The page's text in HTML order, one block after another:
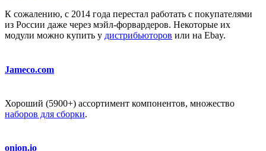
К сожалению, с 2014 года перестал работать с покупателями
из России даже через мэйл-форвардеров. Некоторые их
модули можно купить у дистрибьюторов или на Ebay.
Jameco.com
Хороший (5900+) ассортимент компонентов, множество
наборов для сборки.
onion.io